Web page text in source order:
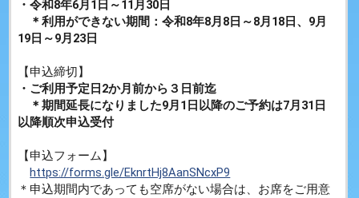
・令和8年6月1日～11月30日
＊利用ができない期間：令和8年8月8日～8月18日、9月
19日～9月23日
【申込締切】
・ご利用予定日2か月前から３日前迄
＊期間延長になりました9月1日以降のご予約は7月31日
以降順次申込受付
【申込フォーム】
https://forms.gle/EknrtHj8AanSNcxP9
＊申込期間内であっても空席がない場合は、お席をご用意